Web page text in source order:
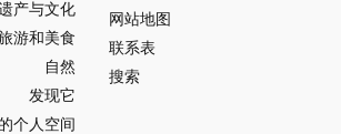
网
站
门
户
-
产与文化
游和美食
自然
发现它
个人空间
网站地图
联系表
搜索